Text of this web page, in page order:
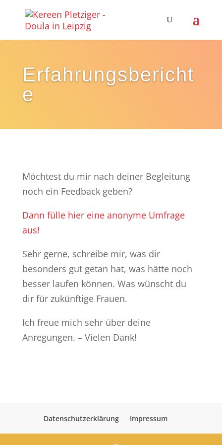
Erfahrungsbericht
e
Möchtest du mir nach deiner Begleitung
noch ein Feedback geben?
Dann fülle hier eine anonyme Umfrage
aus!
Sehr gerne, schreibe mir, was dir
besonders gut getan hat, was hätte noch
besser laufen können. Was wünscht du
dir für zukünftige Frauen.
Ich freue mich sehr über deine
Anregungen. – Vielen Dank!
Datenschutzerklärung Impressum